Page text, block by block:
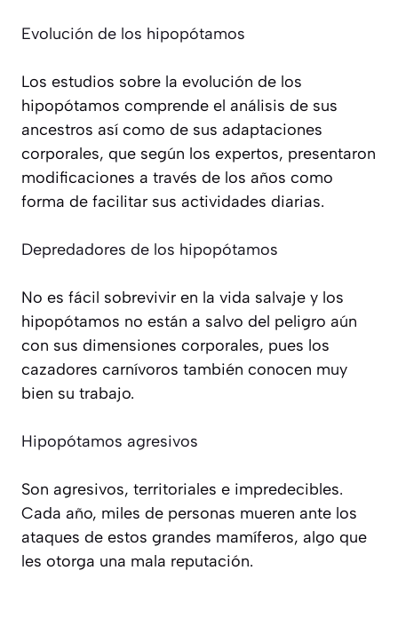
Evolución de los hipopótamos
Los estudios sobre la evolución de los
hipopótamos comprende el análisis de sus
ancestros así como de sus adaptaciones
corporales, que según los expertos, presentaron
modificaciones a través de los años como
forma de facilitar sus actividades diarias.
Depredadores de los hipopótamos
No es fácil sobrevivir en la vida salvaje y los
hipopótamos no están a salvo del peligro aún
con sus dimensiones corporales, pues los
cazadores carnívoros también conocen muy
bien su trabajo.
Hipopótamos agresivos
Son agresivos, territoriales e impredecibles.
Cada año, miles de personas mueren ante los
ataques de estos grandes mamíferos, algo que
les otorga una mala reputación.